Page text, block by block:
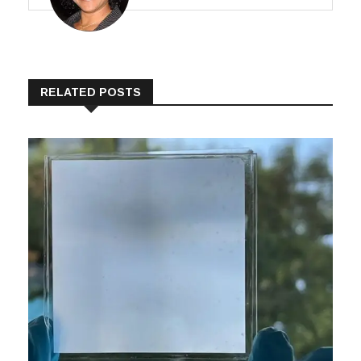
RELATED POSTS